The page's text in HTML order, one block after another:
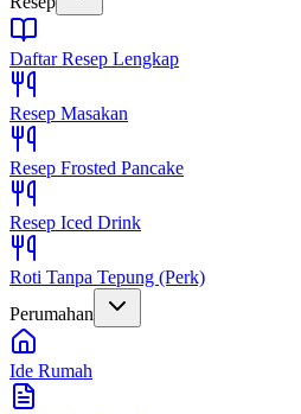
Daftar Resep Lengkap
Resep Masakan
Resep Frosted Pancake
Resep Iced Drink
Roti Tanpa Tepung (Perk)
Perumahan
Ide Rumah